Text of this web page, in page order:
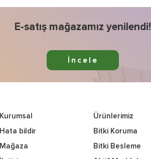
E-satış mağazamız yenilendi!
İncele
Kurumsal
Hata bildir
Mağaza
Ürünlerimiz
Bitki Koruma
Bitki Besleme